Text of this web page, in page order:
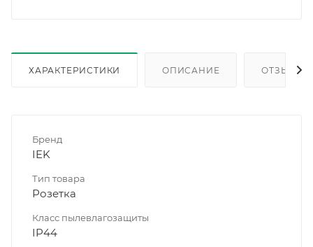
ХАРАКТЕРИСТИКИ ОПИСАНИЕ ОТЗЫВЫ
Бренд
IEK
Тип товара
Розетка
Класс пылевлагозащиты
IP44